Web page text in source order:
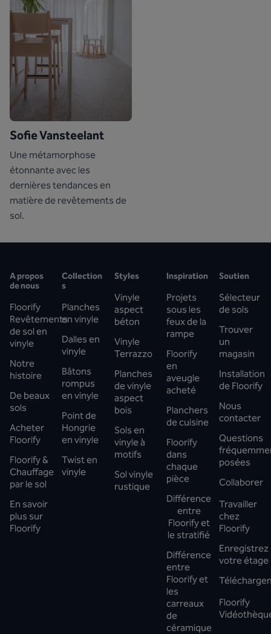
Sofie Vansteelant
Une métamorphose
étonnante avec les
dernières tendances en
matière de revêtements de
sol.
A propos
de nous
Floorify
Revêtements
de sol en
vinyle
Notre
histoire
De beaux
sols
Acheter
Floorify
Floorify &
Chauffage
par le sol
En savoir
plus sur
Floorify
Collection
s
Planches
en vinyle
Dalles en
vinyle
Bâtons
rompus
en vinyle
Point de
Hongrie
en vinyle
Twist en
vinyle
Styles
Vinyle
aspect
béton
Vinyle
Terrazzo
Planches
de vinyle
aspect
bois
Sols en
vinyle à
motifs
Sol vinyle
rustique
Inspiration
Projets
sous les
feux de la
rampe
Floorify
en
aveugle
acheté
Planchers
de cuisine
Floorify
dans
chaque
pièce
Différence
entre
Floorify et
le stratifié
Différence
entre
Floorify et
les
carreaux
de
céramique
Soutien
Sélecteur
de sols
Trouver
un
magasin
Installation
de Floorify
Nous
contacter
Questions
posées
Collaborer
Travailler
chez
Floorify
Enregistrez
votre étage
Floorify